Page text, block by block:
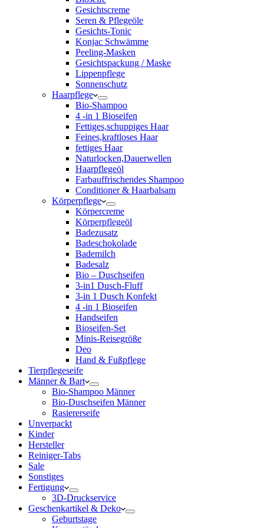
Gesichtscreme
Seren & Pflegeöle
Gesichts-Tonic
Konjac Schwämme
Peeling-Masken
Gesichtspackung / Maske
Lippenpflege
Sonnenschutz
Haarpflege
Bio-Shampoo
4 -in 1 Bioseifen
Fettiges,schuppiges Haar
Feines,kraftloses Haar
fettiges Haar
Naturlocken,Dauerwellen
Haarpflegeöl
Farbauffrischendes Shampoo
Conditioner & Haarbalsam
Körperpflege
Körpercreme
Körperpflegeöl
Badezusatz
Badeschokolade
Bademilch
Badesalz
Bio – Duschseifen
3-in1 Dusch-Fluff
3-in 1 Dusch Konfekt
4 -in 1 Bioseifen
Handseifen
Bioseifen-Set
Minis-Reisegröße
Deo
Hand & Fußpflege
Tierpflegeseife
Männer & Bart
Bio-Shampoo Männer
Bio-Duschseifen Männer
Rasiererseife
Unverpackt
Kinder
Hersteller
Reiniger-Tabs
Sale
Sonstiges
Fertigung
3D-Druckservice
Geschenkartikel & Deko
Geburtstage